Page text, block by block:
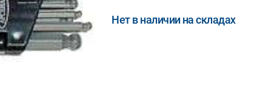
Нет в наличии на складах